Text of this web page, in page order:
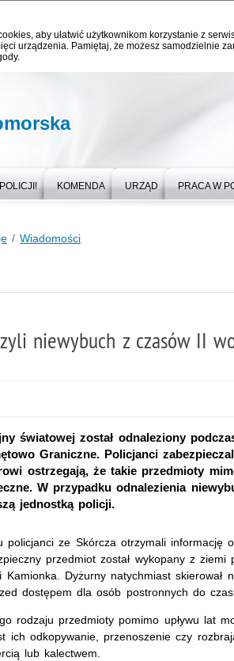
aby ułatwić użytkownikom korzystanie z
urządzenia. Pamiętaj, że możesz samodzielnie
KOMENDA URZĄD PRACA W
Wiadomości
niewybuch z czasów II
światowej został odnaleziony
Graniczne. Policjanci
ostrzegają, że takie przedmioty
W przypadku odnalezienia
jednostką policji.
policjanci ze Skórcza otrzymali informację
przedmiot został wykopany z ziemi
Kamionka. Dyżurny natychmiast skierował
dostępem dla osób postronnych do
rodzaju przedmioty pomimo upływu lat
ich odkopywanie, przenoszenie czy
lub kalectwem.